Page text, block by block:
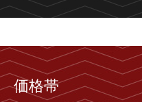
価格帯